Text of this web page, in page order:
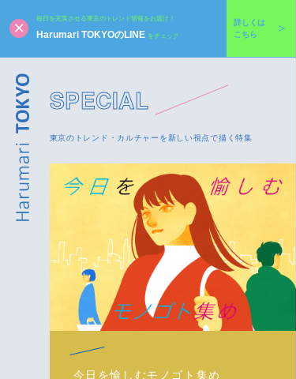
毎日を充実させる東京のトレンド情報をお届け！
Harumari TOKYOのLINE をチェック
詳しくは
こちら
SPECIAL
東京のトレンド・カルチャーを新しい視点で描く特集
今日を愉しむモノゴト集め